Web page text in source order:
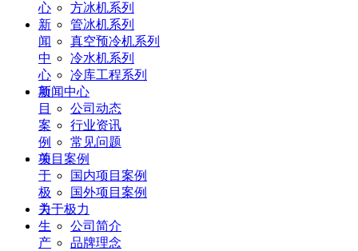
心
新
闻
中
心
项
目
案
例
关
于
极
力
生
产
方冰机系列
管冰机系列
真空预冷机系列
冷水机系列
冷库工程系列
新闻中心
公司动态
行业资讯
常见问题
项目案例
国内项目案例
国外项目案例
关于极力
公司简介
品牌理念